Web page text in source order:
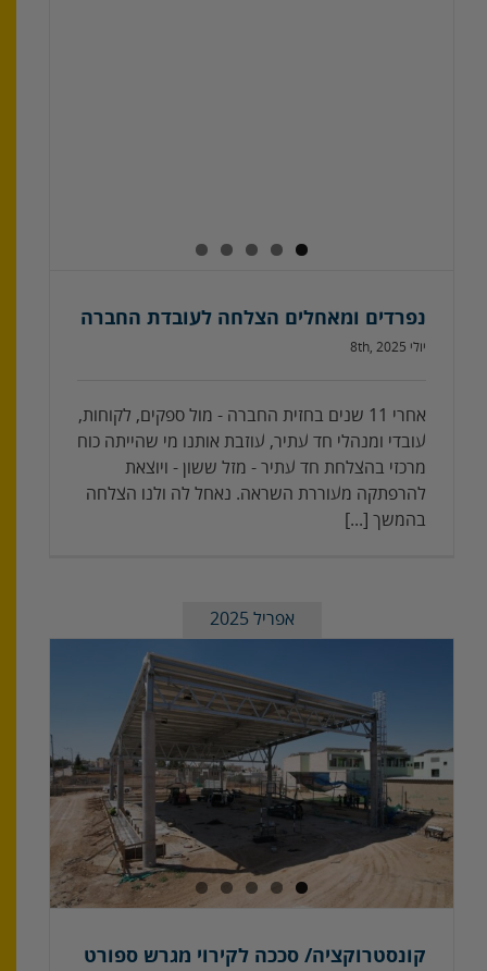
נפרדים ומאחלים הצלחה לעובדת החברה
יולי 8th, 2025
אחרי 11 שנים בחזית החברה - מול ספקים, לקוחות,
עובדי ומנהלי חד עתיר, עוזבת אותנו מי שהייתה כוח
מרכזי בהצלחת חד עתיר - מזל ששון - ויוצאת
להרפתקה מעוררת השראה. נאחל לה ולנו הצלחה
בהמשך [...]
אפריל 2025
קונסטרוקציה/ סככה לקירוי מגרש ספורט